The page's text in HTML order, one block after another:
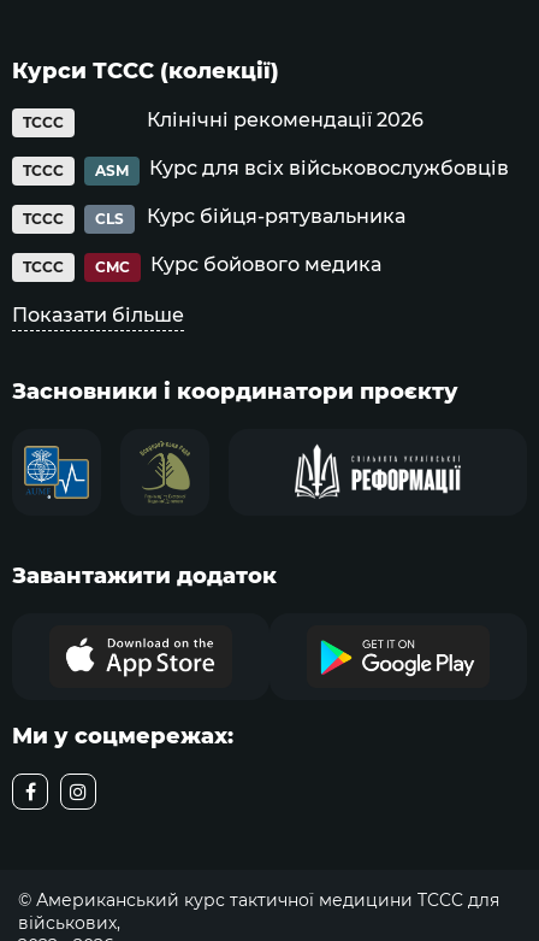
Курси ТССС (колекції)
TCCC Клінічні рекомендації 2026
TCCC ASM Курс для всіх військовослужбовців
TCCC CLS Курс бійця-рятувальника
TCCC CMC Курс бойового медика
Показати більше
Засновники і координатори проєкту
Завантажити додаток
Ми у соцмережах:
© Американський курс тактичної медицини TCCC для
військових,